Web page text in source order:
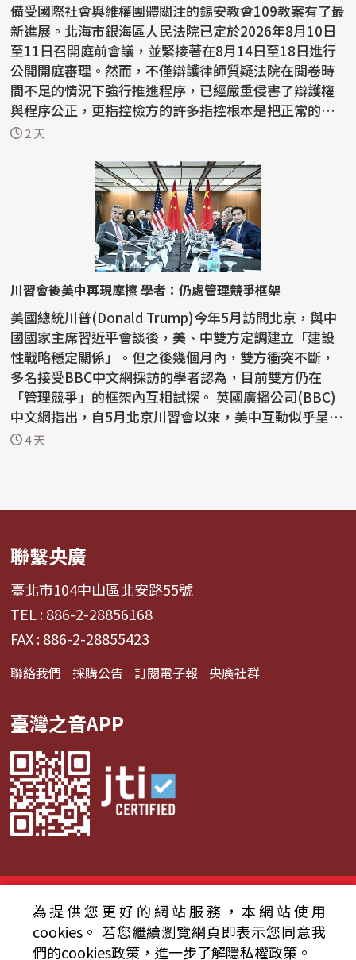
備受國際社會與維權團體關注的錫安教會109教案有了最
新進展。北海市銀海區人民法院已定於2026年8月10日
至11日召開庭前會議，並緊接著在8月14日至18日進行
公開開庭審理。然而，不僅辯護律師質疑法院在閱卷時
間不足的情況下強行推進程序，已經嚴重侵害了辯護權
與程序公正，更指控檢方的許多指控根本是把正常的宗
教活動...
2 天
川習會後美中再現摩擦 學者：仍處管理競爭框架
美國總統川普(Donald Trump)今年5月訪問北京，與中
國國家主席習近平會談後，美、中雙方定調建立「建設
性戰略穩定關係」。但之後幾個月內，雙方衝突不斷，
多名接受BBC中文網採訪的學者認為，目前雙方仍在
「管理競爭」的框架內互相試探。 英國廣播公司(BBC)
中文網指出，自5月北京川習會以來，美中互動似乎呈現
「一邊...
4 天
聯繫央廣
臺北市104中山區北安路55號
TEL : 886-2-28856168
FAX : 886-2-28855423
聯絡我們 採購公告 訂閱電子報 央廣社群
臺灣之音APP
© 2024財團法人中央廣播電臺 版權所有
資通安全政策聲明
服務條款 隱私權條款
為提供您更好的網站服務，本網站使用
cookies。 若您繼續瀏覽網頁即表示您同意我
們的cookies政策，進一步了解隱私權政策。